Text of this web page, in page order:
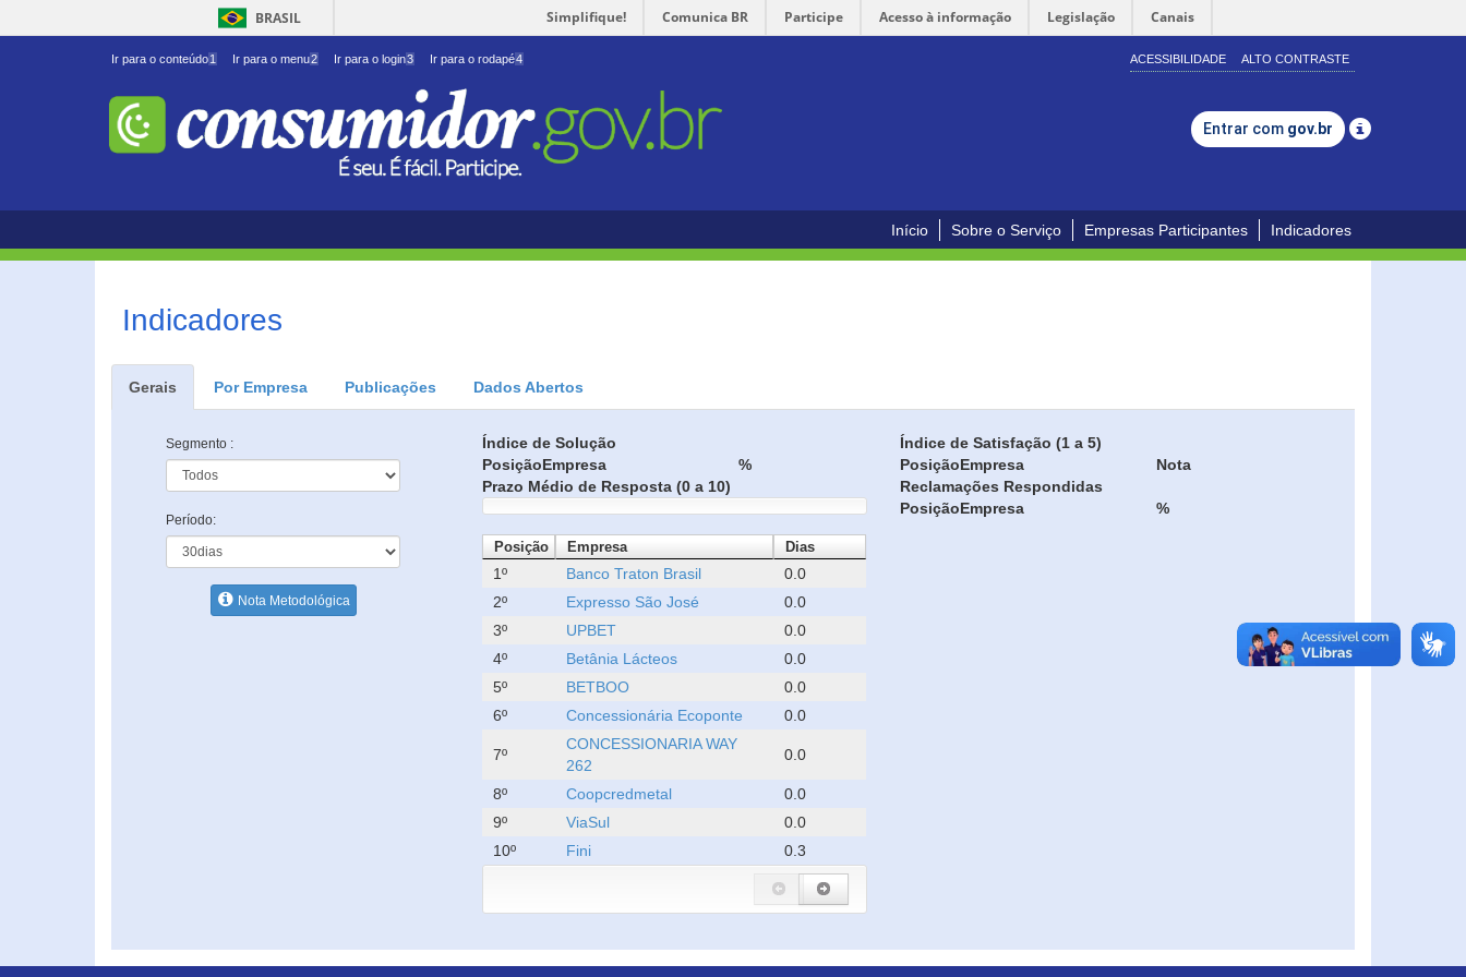
BRASIL Simplifique! Comunica BR Participe Acesso à informação Legislação Canais
Ir para o conteúdo1 Ir para o menu2 Ir para o login3 Ir para o rodapé4 ACESSIBILIDADE ALTO CONTRASTE
Entrar com gov.br
Início Sobre o Serviço Empresas Participantes Indicadores
Indicadores
Gerais Por Empresa Publicações Dados Abertos
Segmento :
Período:
Nota Metodológica
Índice de Solução
PosiçãoEmpresa %
Índice de Satisfação (1 a 5)
PosiçãoEmpresa
Nota
Prazo Médio de Resposta (0 a 10)
Posição Empresa Dias
1º Banco Traton Brasil
0.0
2º
Expresso São José
0.0
3º
UPBET
0.0
4º
Betânia Lácteos
0.0
5º
BETBOO
0.0
6º
Concessionária Ecoponte 0.0
7º
CONCESSIONARIA WAY
262
0.0
8º Coopcredmetal
0.0
9º
ViaSul
0.0
10º
Fini 0.3
Reclamações Respondidas
PosiçãoEmpresa %